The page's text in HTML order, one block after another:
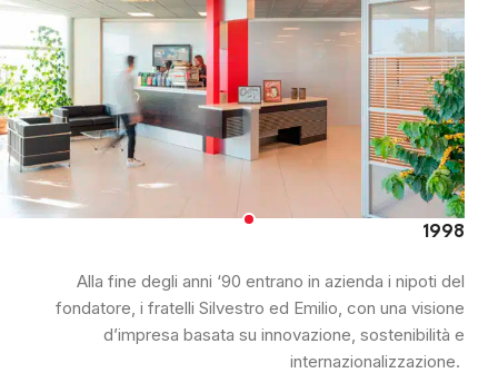
1998
Alla fine degli anni ‘90 entrano in azienda i nipoti del
fondatore, i fratelli Silvestro ed Emilio, con una visione
d’impresa basata su innovazione, sostenibilità e
internazionalizzazione.